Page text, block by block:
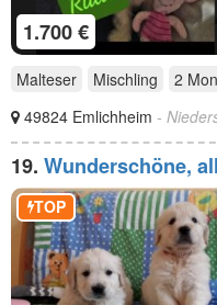
1.700 €
Malteser Mischling 2
49824 Emlichheim -
19. Wunderschöne,
Golden Retriever
TOP